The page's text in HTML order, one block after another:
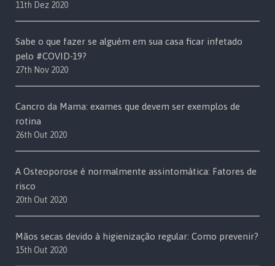
11th Dez 2020
Sabe o que fazer se alguém em sua casa ficar infetado
pelo #COVID-19?
27th Nov 2020
Cancro da Mama: exames que devem ser exemplos de
rotina
26th Out 2020
A Osteoporose é normalmente assintomática: Fatores de
risco
20th Out 2020
Mãos secas devido à higienização regular: Como prevenir?
15th Out 2020